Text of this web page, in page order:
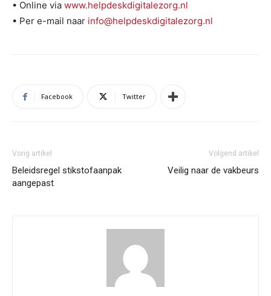
• Online via www.helpdeskdigitalezorg.nl
• Per e-mail naar info@helpdeskdigitalezorg.nl
Facebook Twitter
Vorig artikel
Beleidsregel stikstofaanpak
aangepast
Volgend artikel
Veilig naar de vakbeurs